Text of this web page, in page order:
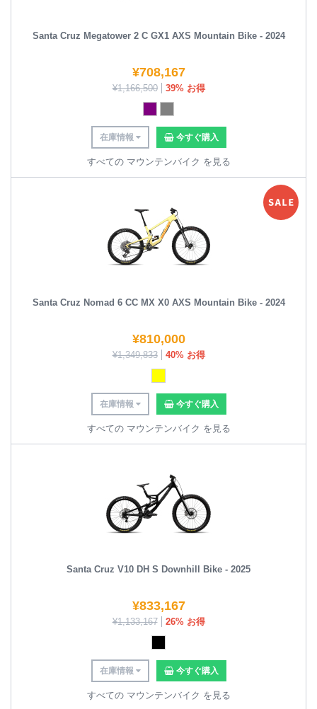
Santa Cruz Megatower 2 C GX1 AXS Mountain Bike - 2024
¥708,167
¥1,166,500 39% お得
在庫情報 今すぐ購入
すべての マウンテンバイク を見る
Santa Cruz Nomad 6 CC MX X0 AXS Mountain Bike - 2024
¥810,000
¥1,349,833 40% お得
在庫情報 今すぐ購入
すべての マウンテンバイク を見る
Santa Cruz V10 DH S Downhill Bike - 2025
¥833,167
¥1,133,167 26% お得
在庫情報 今すぐ購入
すべての マウンテンバイク を見る